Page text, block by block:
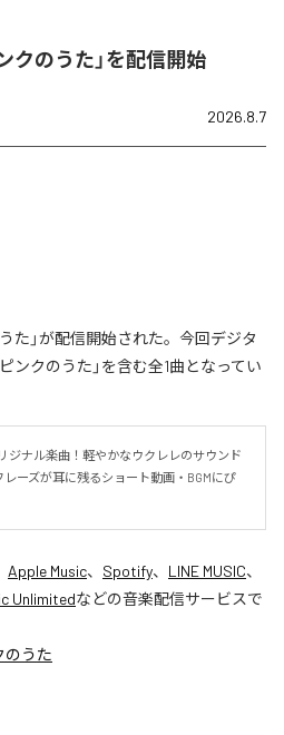
クのうた」を配信開始
2026.8.7
た」が配信開始された。今回デジタ
ンクのうた」を含む全1曲となってい
ジナル楽曲！軽やかなウクレレのサウンド
ーズが耳に残るショート動画・BGMにぴ
Apple Music、 Spotify、 LINE MUSIC、
Unlimitedなどの音楽配信サービスで
のうた